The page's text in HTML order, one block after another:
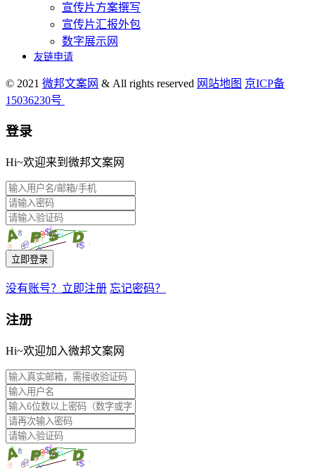
宣传片方案撰写
宣传片汇报外包
数字展示网
友链申请
© 2021 微邦文案网 & All rights reserved 网站地图 京ICP备
15036230号
登录
Hi~欢迎来到微邦文案网
立即登录
没有账号？立即注册 忘记密码？
注册
Hi~欢迎加入微邦文案网